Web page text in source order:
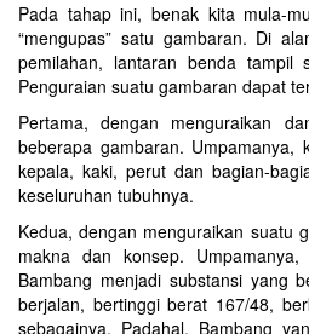
Pada tahap ini, benak kita mula-
“mengupas” satu gambaran. Di
pemilahan, lantaran benda tampil
Penguraian suatu gambaran dapat
Pertama, dengan menguraikan
beberapa gambaran. Umpamanya,
kepala, kaki, perut dan bagian-
keseluruhan tubuhnya.
Kedua, dengan menguraikan suatu
makna dan konsep.
Bambang menjadi substansi yang
berjalan, bertinggi berat 167/48,
sebagainya. Padahal, Bambang